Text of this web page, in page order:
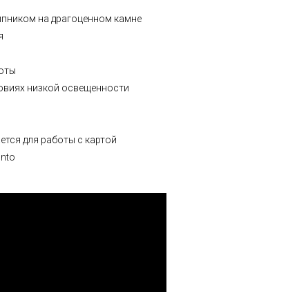
на драгоценном камне
низкой освещенности
для работы с картой